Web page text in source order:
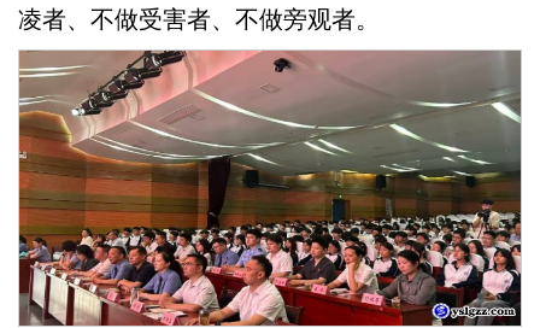
凌者、不做受害者、不做旁观者。